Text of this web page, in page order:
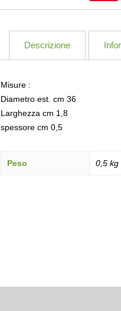
Descrizione
Misure :
Diametro est. cm 36
Larghezza cm 1,8
spessore cm 0,5
Peso 0,5 kg